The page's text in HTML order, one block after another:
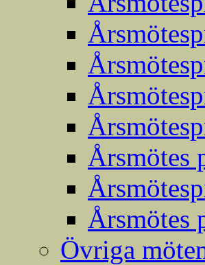
Årsmötes
Årsmötes
Övriga